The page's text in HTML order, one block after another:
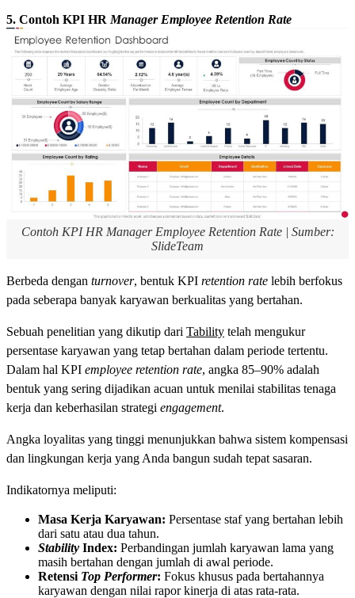
5. Contoh KPI HR Manager Employee Retention Rate
Contoh KPI HR Manager Employee Retention Rate | Sumber:
SlideTeam
Berbeda dengan turnover, bentuk KPI retention rate lebih berfokus
pada seberapa banyak karyawan berkualitas yang bertahan.
Sebuah penelitian yang dikutip dari Tability telah mengukur
persentase karyawan yang tetap bertahan dalam periode tertentu.
Dalam hal KPI employee retention rate, angka 85–90% adalah
bentuk yang sering dijadikan acuan untuk menilai stabilitas tenaga
kerja dan keberhasilan strategi engagement.
Angka loyalitas yang tinggi menunjukkan bahwa sistem kompensasi
dan lingkungan kerja yang Anda bangun sudah tepat sasaran.
Indikatornya meliputi:
Masa Kerja Karyawan: Persentase staf yang bertahan lebih
dari satu atau dua tahun.
Stability Index: Perbandingan jumlah karyawan lama yang
masih bertahan dengan jumlah di awal periode.
Retensi Top Performer: Fokus khusus pada bertahannya
karyawan dengan nilai rapor kinerja di atas rata-rata.